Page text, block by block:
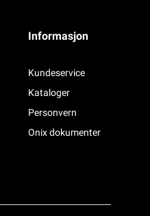
Informasjon
Kundeservice
Kataloger
Personvern
Onix dokumenter